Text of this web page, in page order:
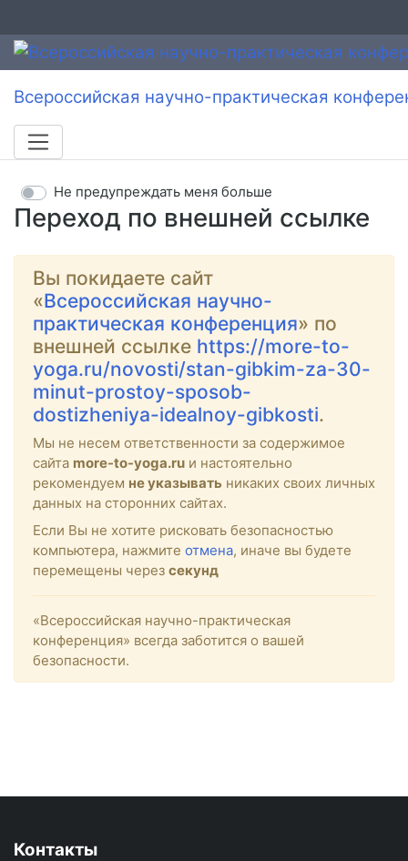
Всероссийская научно-практическая
Переход по внешней ссылке
Не предупреждать меня больше
Вы покидаете сайт
«Всероссийская научно-
практическая конференция» по
внешней ссылке https://more-to-
yoga.ru/novosti/stan-gibkim-za-30-
minut-prostoy-sposob-
dostizheniya-idealnoy-gibkosti.
Мы не несем ответственности за содержимое
сайта more-to-yoga.ru и настоятельно
рекомендуем не указывать никаких своих личных
данных на сторонних сайтах.
Если Вы не хотите рисковать безопасностью
компьютера, нажмите отмена, иначе вы будете
перемещены через секунд
«Всероссийская научно-практическая
конференция» всегда заботится о вашей
безопасности.
Контакты